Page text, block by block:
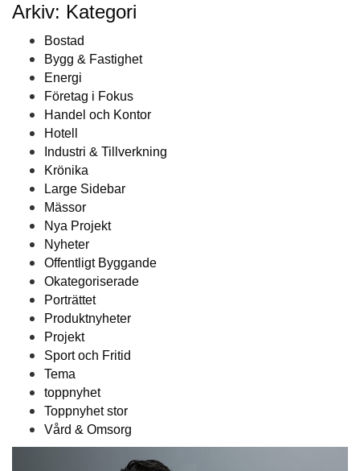
Arkiv: Kategori
Bostad
Bygg & Fastighet
Energi
Företag i Fokus
Handel och Kontor
Hotell
Industri & Tillverkning
Krönika
Large Sidebar
Mässor
Nya Projekt
Nyheter
Offentligt Byggande
Okategoriserade
Porträttet
Produktnyheter
Projekt
Sport och Fritid
Tema
toppnyhet
Toppnyhet stor
Vård & Omsorg